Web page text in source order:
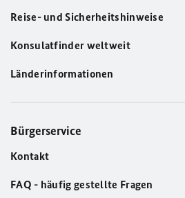
Reise- und Sicherheitshinweise
Konsulatfinder weltweit
Länderinformationen
Bürgerservice
Kontakt
FAQ - häufig gestellte Fragen